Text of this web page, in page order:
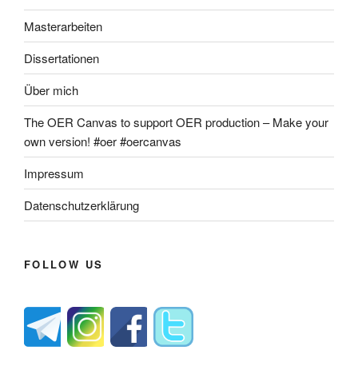
Masterarbeiten
Dissertationen
Über mich
The OER Canvas to support OER production – Make your
own version! #oer #oercanvas
Impressum
Datenschutzerklärung
FOLLOW US